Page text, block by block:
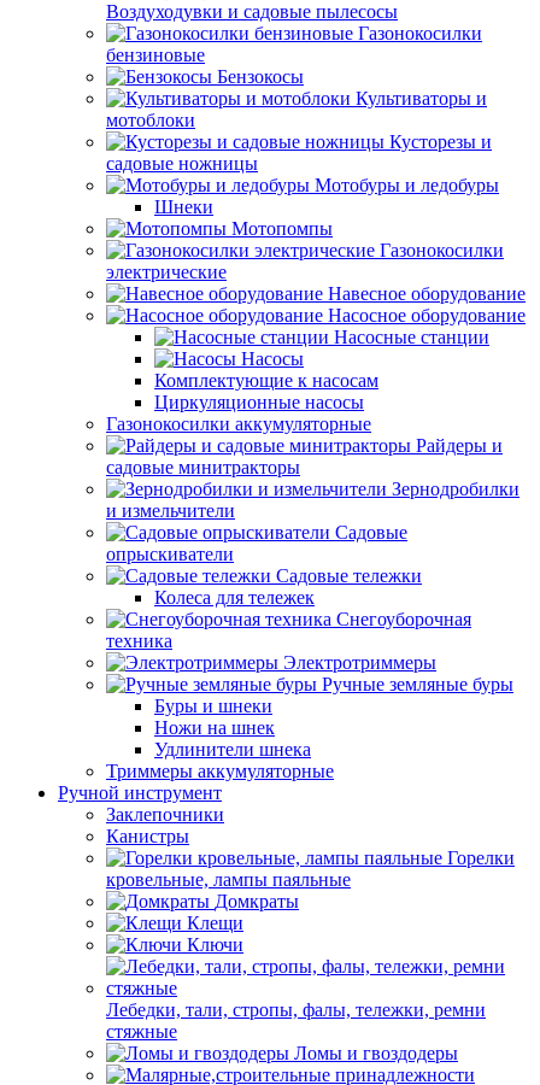
Воздуходувки и садовые пылесосы
Газонокосилки
бензиновые
Бензокосы
Культиваторы и
мотоблоки
Кусторезы и
садовые ножницы
Мотобуры и ледобуры
Шнеки
Мотопомпы
Газонокосилки
электрические
Навесное оборудование
Насосное оборудование
Насосные станции
Насосы
Комплектующие к насосам
Циркуляционные насосы
Газонокосилки аккумуляторные
Райдеры и
садовые минитракторы
Зернодробилки
и измельчители
Садовые
опрыскиватели
Садовые тележки
Колеса для тележек
Снегоуборочная
техника
Электротриммеры
Ручные земляные буры
Буры и шнеки
Ножи на шнек
Удлинители шнека
Триммеры аккумуляторные
Ручной инструмент
Заклепочники
Канистры
Горелки
кровельные, лампы паяльные
Домкраты
Клещи
Ключи
Лебедки, тали, стропы, фалы, тележки, ремни
стяжные
Ломы и гвоздодеры